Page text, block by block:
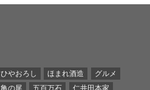
ひやおろし ほまれ酒造
グルメ